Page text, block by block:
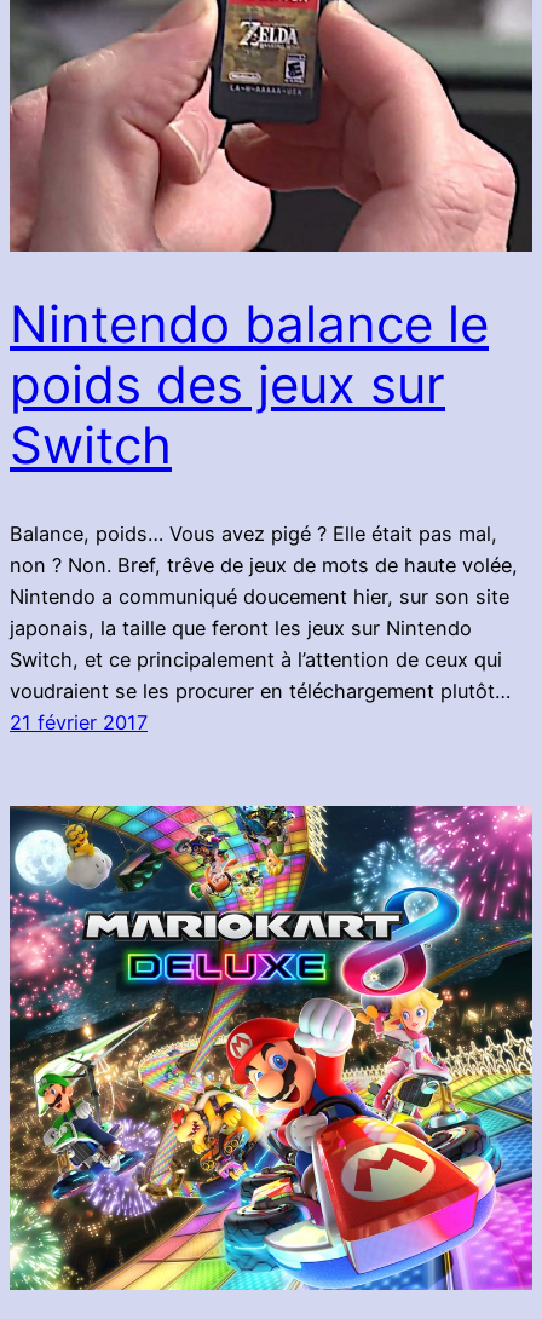
Nintendo balance le
poids des jeux sur
Switch
Balance, poids… Vous avez pigé ? Elle était pas mal,
non ? Non. Bref, trêve de jeux de mots de haute volée,
Nintendo a communiqué doucement hier, sur son site
japonais, la taille que feront les jeux sur Nintendo
Switch, et ce principalement à l’attention de ceux qui
voudraient se les procurer en téléchargement plutôt…
21 février 2017